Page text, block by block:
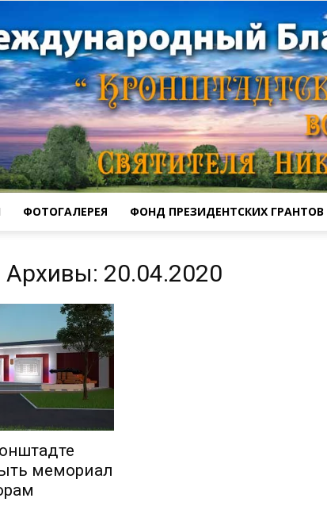
ФОТОГАЛЕРЕЯ ФОНД ПРЕЗИДЕНТСКИХ ГРАНТОВ
20.04.2020
мемориал